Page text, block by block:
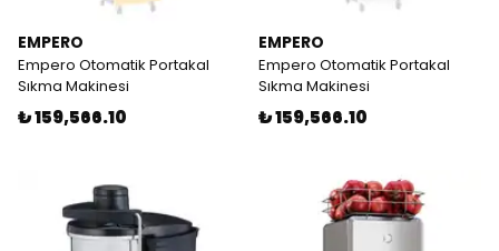
EMPERO
Empero Otomatik Portakal
Sıkma Makinesi
₺ 159,566.10
EMPERO
Empero Otomatik Portakal
Sıkma Makinesi
₺ 159,566.10